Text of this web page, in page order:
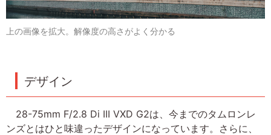
上の画像を拡大。解像度の高さがよく分かる
デザイン
28-75mm F/2.8 Di III VXD G2は、今までのタムロンレ
ンズとはひと味違ったデザインになっています。さらに、